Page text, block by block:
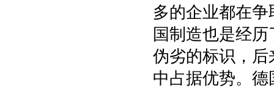
多的企业都在
国制造也是经
伪劣的标识，
中占据优势。